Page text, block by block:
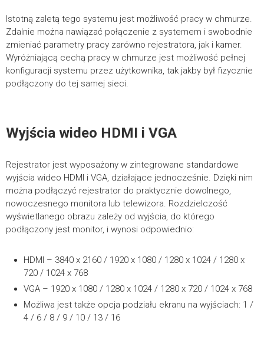
Istotną zaletą tego systemu jest możliwość pracy w chmurze.
Zdalnie można nawiązać połączenie z systemem i swobodnie
zmieniać parametry pracy zarówno rejestratora, jak i kamer.
Wyróżniającą cechą pracy w chmurze jest możliwość pełnej
konfiguracji systemu przez użytkownika, tak jakby był fizycznie
podłączony do tej samej sieci.
Wyjścia wideo HDMI i VGA
Rejestrator jest wyposażony w zintegrowane standardowe
wyjścia wideo HDMI i VGA, działające jednocześnie. Dzięki nim
można podłączyć rejestrator do praktycznie dowolnego,
nowoczesnego monitora lub telewizora. Rozdzielczość
wyświetlanego obrazu zależy od wyjścia, do którego
podłączony jest monitor, i wynosi odpowiednio:
HDMI – 3840 x 2160 / 1920 x 1080 / 1280 x 1024 / 1280 x
720 / 1024 x 768
VGA – 1920 x 1080 / 1280 x 1024 / 1280 x 720 / 1024 x 768
Możliwa jest także opcja podziału ekranu na wyjściach: 1 /
4 / 6 / 8 / 9 / 10 / 13 / 16